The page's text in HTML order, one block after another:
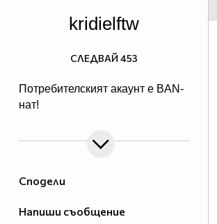
Сподели
Напиши съобщение
kridielftw
Потребителският акаунт е BAN-
нат!
СЛЕДВАЙ 453